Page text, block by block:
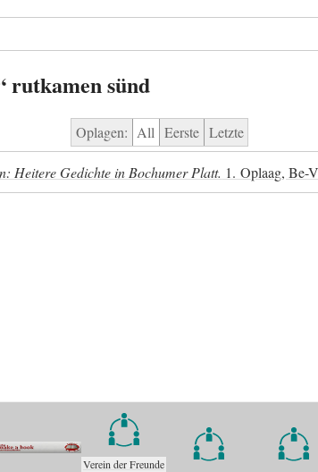
rutkamen sünd
Oplagen: All Eerste Letzte
Heitere Gedichte in Bochumer Platt. 1. Oplaag, Be-
Verein der Freunde